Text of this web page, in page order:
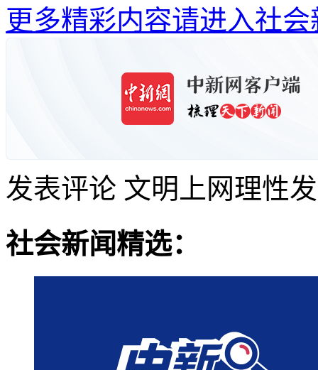
更多精彩内容请进入社会
发表评论 文明上网理性
社会新闻精选：